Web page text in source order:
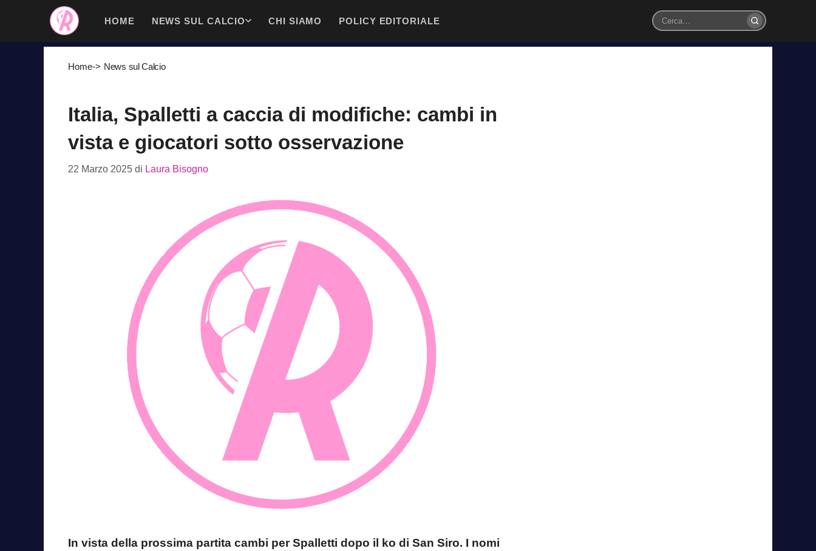
contenuto
HOME NEWS SUL CALCIO CHI SIAMO POLICY EDITORIALE
Cerca
Home-> News sul Calcio
Italia, Spalletti a caccia di modifiche: cambi in
vista e giocatori sotto osservazione
22 Marzo 2025 di Laura Bisogno
In vista della prossima partita cambi per Spalletti dopo il ko di San Siro. I nomi